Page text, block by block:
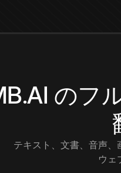
のフ
テキスト、文書、音声
ウェ